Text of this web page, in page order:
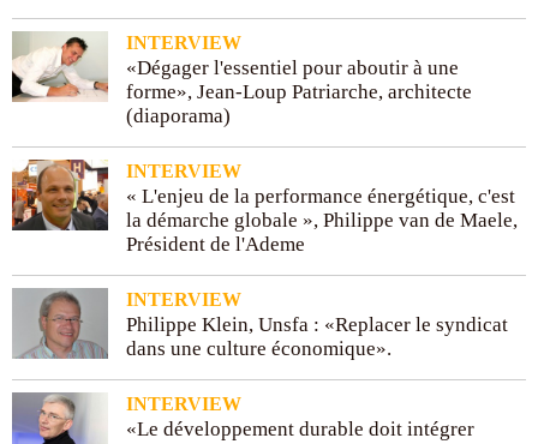
INTERVIEW
«Dégager l'essentiel pour aboutir à une
forme», Jean-Loup Patriarche, architecte
(diaporama)
INTERVIEW
« L'enjeu de la performance énergétique, c'est
la démarche globale », Philippe van de Maele,
Président de l'Ademe
INTERVIEW
Philippe Klein, Unsfa : «Replacer le syndicat
dans une culture économique».
INTERVIEW
«Le développement durable doit intégrer